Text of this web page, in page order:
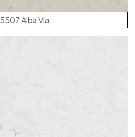
5507 Alba Via